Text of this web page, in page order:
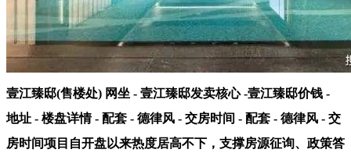
壹江臻邸(售楼处) 网坐 - 壹江臻邸发卖核心 -壹江臻邸价钱 -
地址 - 楼盘详情 - 配套 - 德律风 - 交房时间 - 配套 - 德律风 - 交
房时间项目自开盘以来热度居高不下，支撑房源征询、政策答